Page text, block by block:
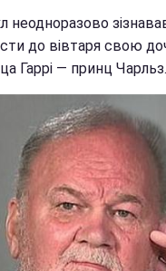
неодноразово
до вівтаря свою
Гаррі — принц Чарльз.